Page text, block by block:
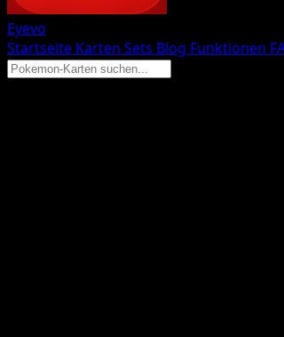
Eyevo
Startseite Karten Sets Blog Funktionen